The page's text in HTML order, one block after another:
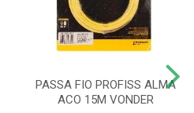
PASSA FIO PROFISS ALMA
ACO 15M VONDER